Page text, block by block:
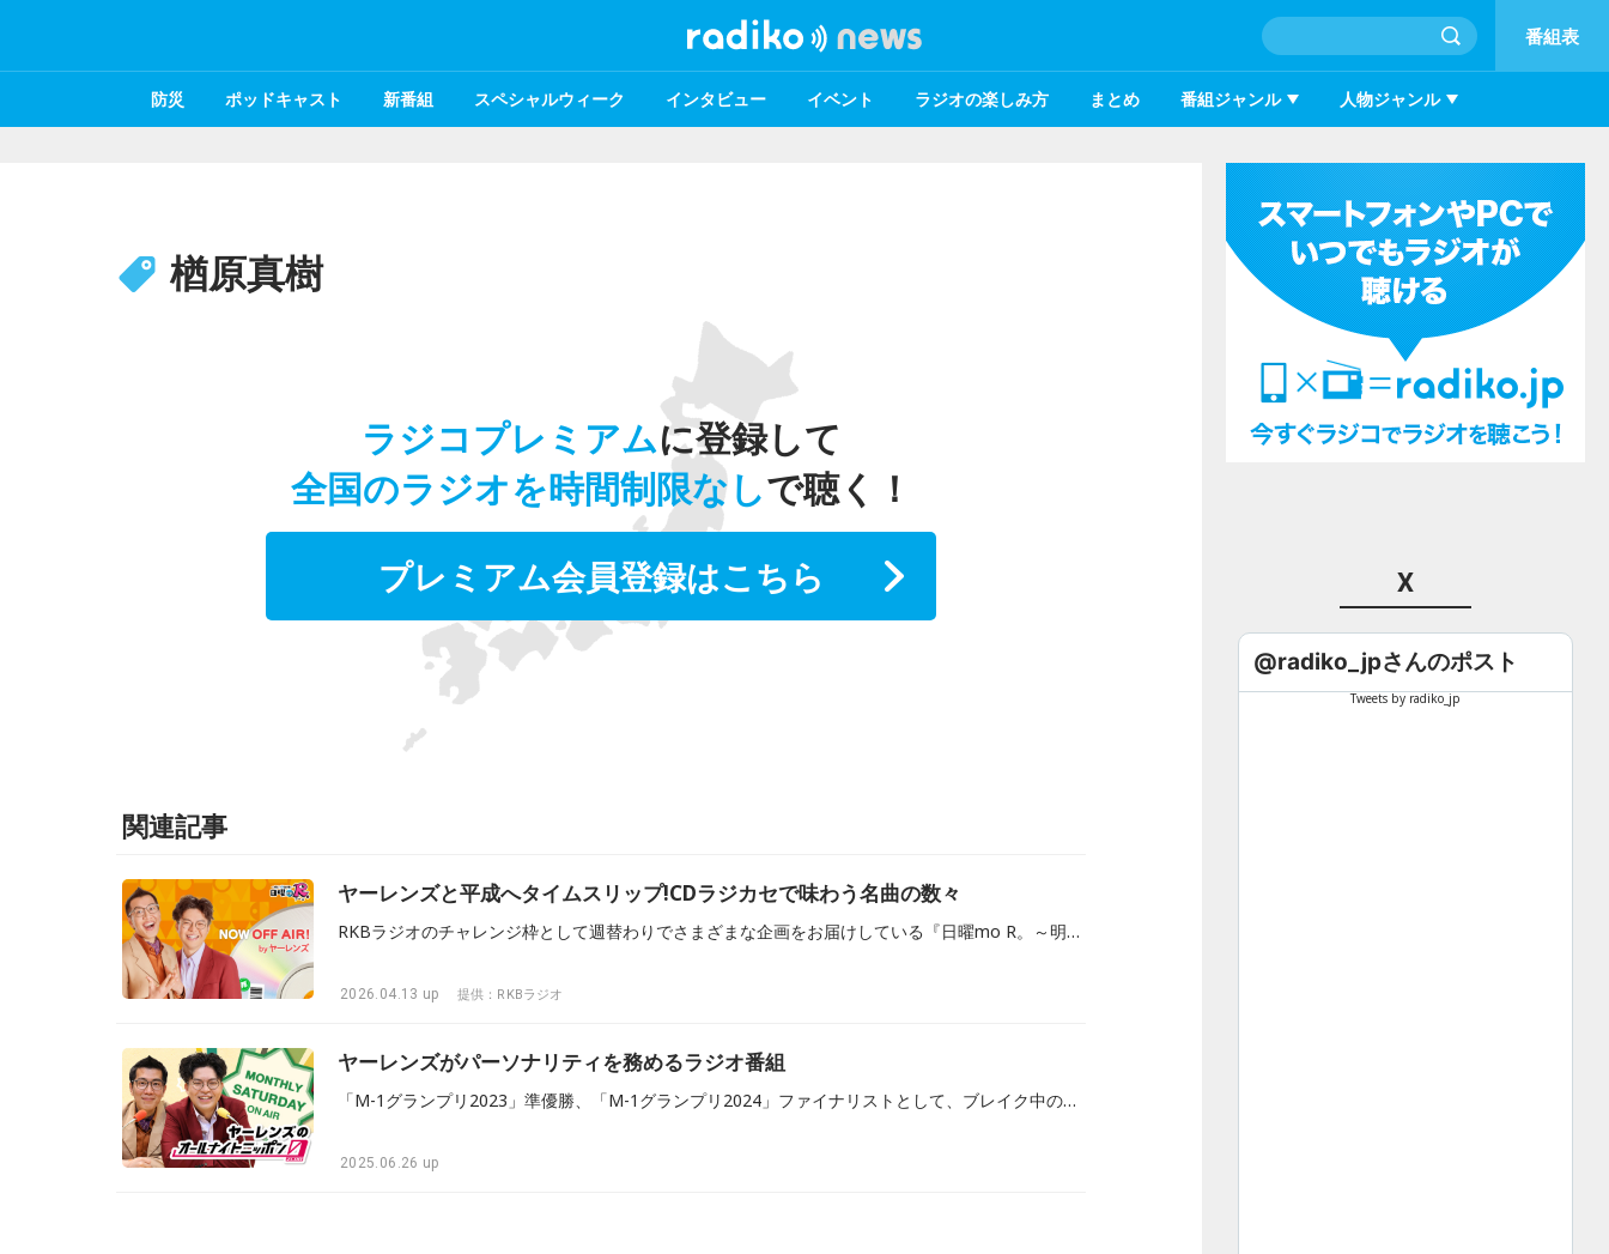
番組表
防災 ポッドキャスト 新番組 スペシャルウィーク インタビュー イベント ラジオの楽しみ方 まとめ 番組ジャンル 人物ジャンル
楢原真樹
ラジコプレミアムに登録して
全国のラジオを時間制限なしで聴く！
プレミアム会員登録はこちら
関連記事
ヤーレンズと平成へタイムスリップ!CDラジカセで味わう名曲の数々
RKBラジオのチャレンジ枠として週替わりでさまざまな企画をお届けしている『日曜mo R。～明るいラ族計画～」。4月19日の放送は『NOW OFF AIR! byヤーレンズ』をお送りします。
2026.04.13 up 提供：RKBラジオ
ヤーレンズがパーソナリティを務めるラジオ番組
「M-1グランプリ2023」準優勝、「M-1グランプリ2024」ファイナリストとして、ブレイク中のお笑いコンビ・ヤーレンズ。2025年5月からはコンビ初となる単独ライブツアーを開催中です。ラジオでは現在、地上波で3本のレギュラー番組を担当中。当記事では、『パンサー向井の#ふらっと』（TBSラジオ）、『ヤーレンズのオールナイトニッポン0(ZERO)』（ニッポン放送）、『ツギハギ 〜ヤーレンズのダダダ団！〜』（ABCラジオ）を、過去の放送エピソードどともにご紹介します。
2025.06.26 up
X
@radiko_jpさんのポスト
Tweets by radiko_jp